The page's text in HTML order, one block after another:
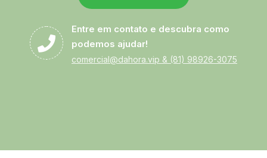
Entre em contato e descubra como
podemos ajudar!
comercial@dahora.vip & (81) 98926-3075